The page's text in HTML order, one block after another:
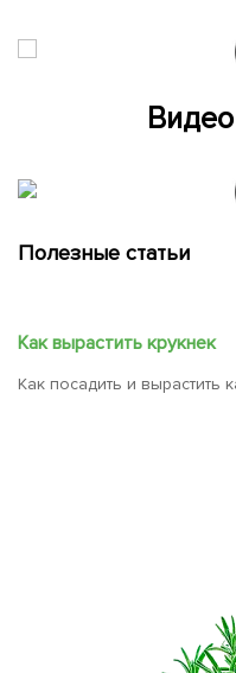
Полезные статьи
Как вырастить крукнек
Как посадить и вырастить